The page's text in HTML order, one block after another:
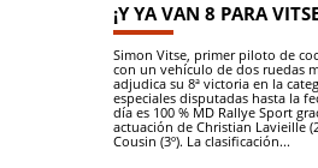
¡Y YA VAN 8 PARA
Simon Vitse, primer piloto de
con un vehículo de dos ruedas
adjudica su 8ª victoria en la
especiales disputadas hasta la
día es 100 % MD Rallye Sport
actuación de Christian Lavieille
Cousin (3º). La clasificación...